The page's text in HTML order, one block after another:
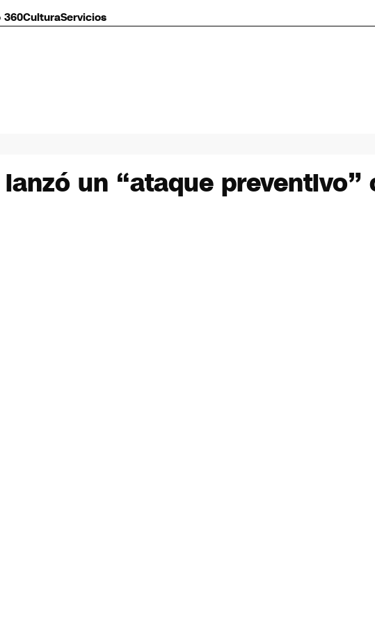
360CulturaServicios
un “ataque preventivo”